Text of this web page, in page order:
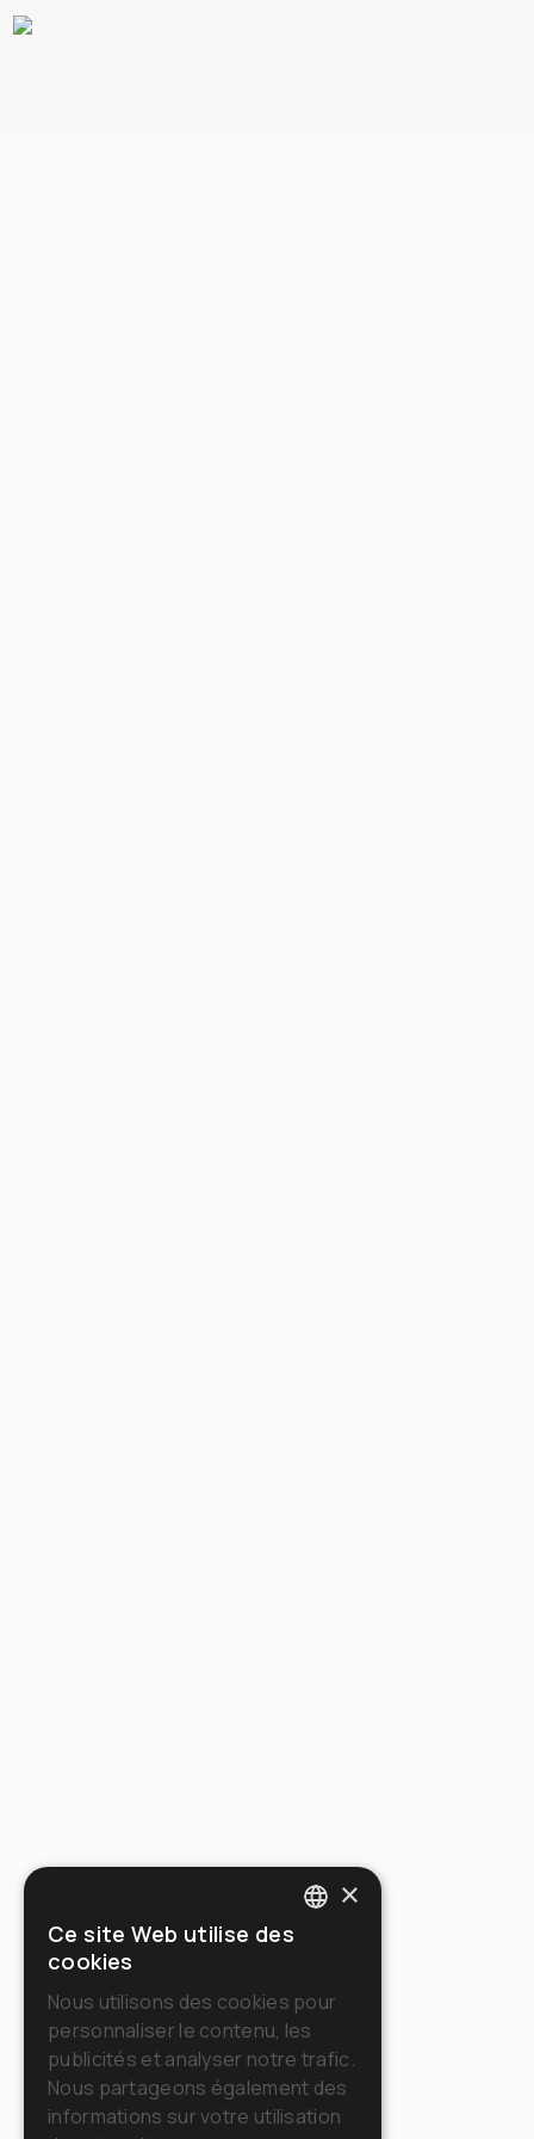
ITALIAN
FRENCH
GERMAN
SPANISH
×
Ce site Web utilise des
cookies
Nous utilisons des cookies pour
personnaliser le contenu, les
publicités et analyser notre trafic.
Nous partageons également des
informations sur votre utilisation